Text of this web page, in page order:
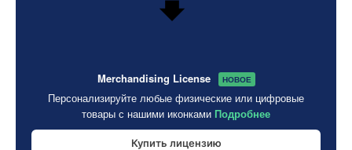
Merchandising License НОВОЕ
Персонализируйте любые физические или цифровые
товары с нашими иконками Подробнее
Купить лицензию